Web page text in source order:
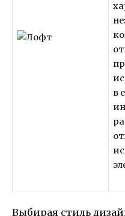
в
Выбирая стиль